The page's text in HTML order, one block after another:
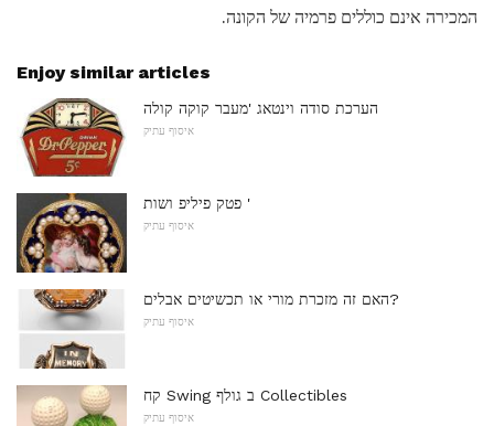
המכירה אינם כוללים פרמיה של הקונה.
Enjoy similar articles
הערכת סודה וינטאג 'מעבר קוקה קולה
איסוף עתיק
פטק פיליפ ושות '
איסוף עתיק
האם זה מזכרת מורי או תכשיטים אבלים?
איסוף עתיק
קח Swing ב גולף Collectibles
איסוף עתיק